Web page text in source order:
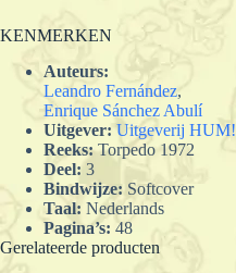
KENMERKEN
Auteurs:
Leandro Fernández,
Enrique Sánchez Abulí
Uitgever: Uitgeverij HUM!
Reeks:Torpedo 1972
Deel: 3
Bindwijze: Softcover
Taal: Nederlands
Pagina’s: 48
Gerelateerde producten